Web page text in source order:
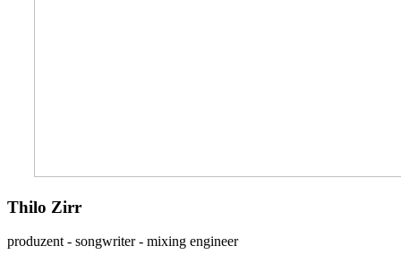
Thilo Zirr
produzent - songwriter - mixing engineer